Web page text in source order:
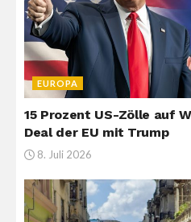
EUROPA
15 Prozent US-Zölle auf
Deal der EU mit Trump
8. Juli 2026